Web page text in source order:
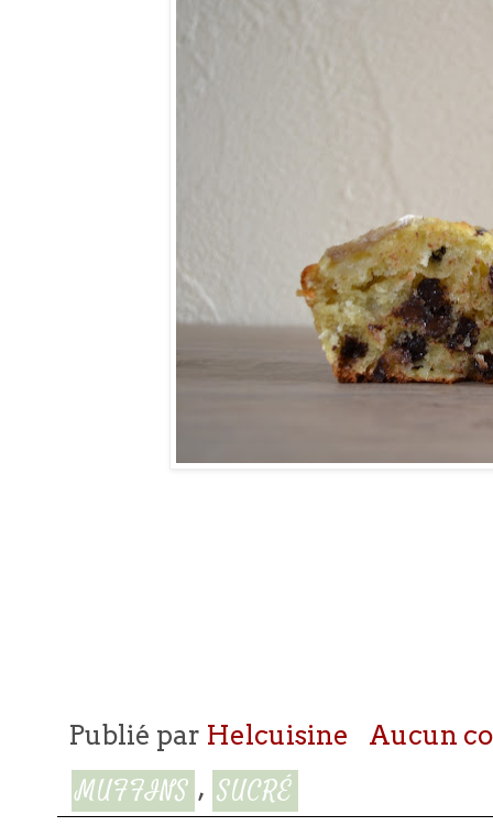
Publié par Helcuisine Aucun
MUFFINS , SUCRÉ